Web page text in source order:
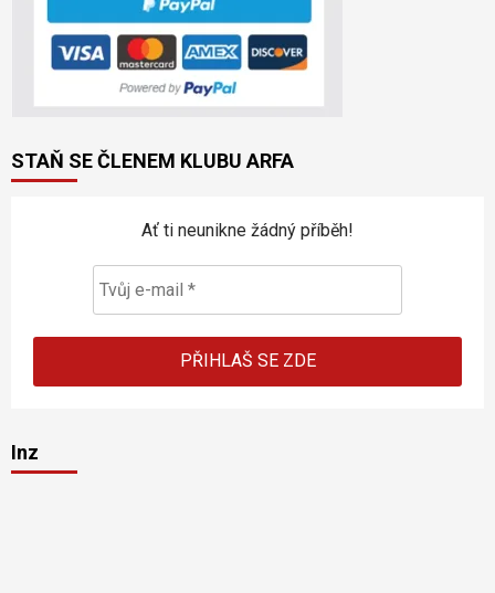
STAŇ SE ČLENEM KLUBU ARFA
Ať ti neunikne žádný příběh!
Inz